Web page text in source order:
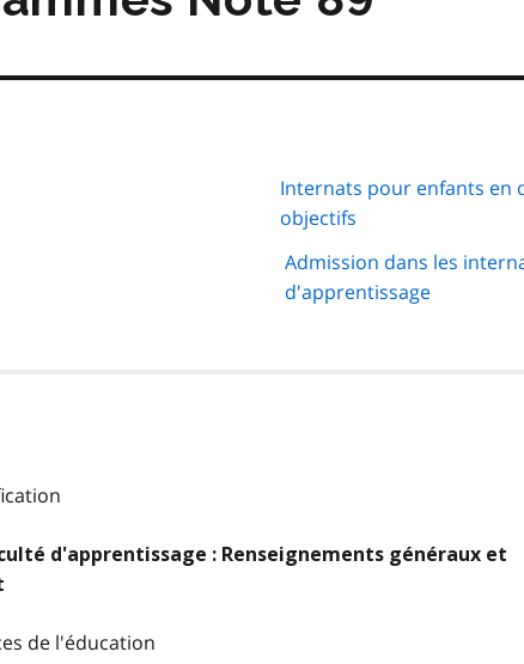
Internats pour enfants en
objectifs
Admission dans les
d'apprentissage
d'apprentissage : Renseignements généraux et
de l'éducation